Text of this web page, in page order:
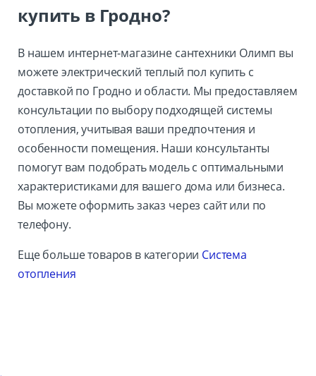
купить в Гродно?
В нашем интернет-магазине сантехники Олимп вы
можете электрический теплый пол купить с
доставкой по Гродно и области. Мы предоставляем
консультации по выбору подходящей системы
отопления, учитывая ваши предпочтения и
особенности помещения. Наши консультанты
помогут вам подобрать модель с оптимальными
характеристиками для вашего дома или бизнеса.
Вы можете оформить заказ через сайт или по
телефону.
Еще больше товаров в категории Система
отопления